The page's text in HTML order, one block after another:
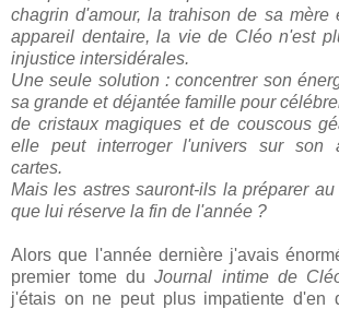
chagrin d'amour, la trahison de sa mère
appareil dentaire, la vie de Cléo n'est
injustice intersidérales.
Une seule solution : concentrer son
sa grande et déjantée famille pour
de cristaux magiques et de couscous
elle peut interroger l'univers sur son
cartes.
Mais les astres sauront-ils la préparer
que lui réserve la fin de l'année ?
Alors que l'année dernière j'avais
premier tome duJournal intime de
j'étais on ne peut plus impatiente d'en